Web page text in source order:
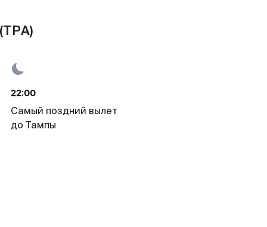
22:00
Самый поздний вылет
до Тампы